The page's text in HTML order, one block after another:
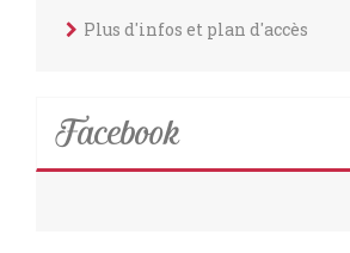
Plus d'infos et plan d'accès
Facebook